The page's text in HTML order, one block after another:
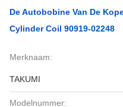
De Autobobine Van De
Cylinder Coil 90919-02248
Merknaam:
TAKUMI
Modelnummer: